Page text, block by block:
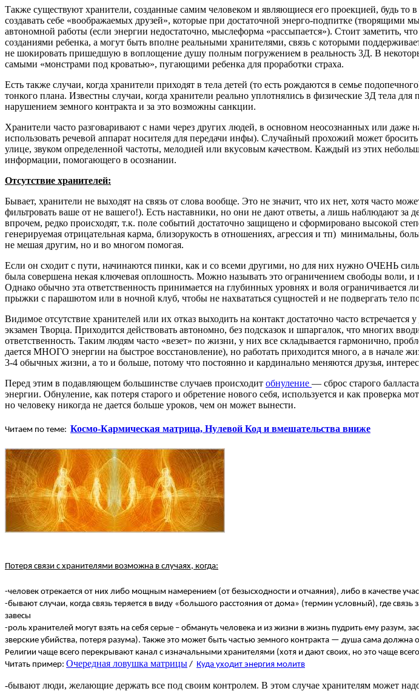
Также существуют хранители, созданные самим человеком и являющиеся его проекцией, будь
создавать себе «воображаемых друзей», которые при достаточной энерго-подпитке (творящими
автономной работы (если энергии недостаточно, мыслеформа «рассыпается»). Стоит заметить,
созданиями ребенка, а могут быть вполне реальными хранителями, связь с которыми
не шокировать пришедшую в воплощение душу полным погружением в реальность 3Д. В
самыми «монстрами под кроватью», пугающими ребенка для проработки страха.
Есть также случаи, когда хранители приходят в тела детей (то есть рождаются в семье
тонкого плана. Известны случаи, когда хранители реально уплотнялись в физические 3Д тела
нарушением земного контракта и за это возможны санкции.
Хранители часто разговаривают с нами через других людей, в основном неосознанных или даже
использовать речевой аппарат носителя для передачи инфы). Случайный прохожий может
улице, звуком определенной частоты, мелодией или вкусовым качеством. Каждый из этих
информации, помогающего в осознании.
Отсутствие хранителей:
Бывает, хранители не выходят на связь от слова вообще. Это не значит, что их нет, хотя часто
фильтровать ваше от не вашего!). Есть наставники, но они не дают ответы, а лишь наблюдают за
впрочем, редко происходят, т.к. поле событий достаточно защищено и сформировано высокой
генерируемая отрицательная карма, близорукость в отношениях, агрессия и тп) минимальны,
не мешая другим, но и во многом помогая.
Если он сходит с пути, начинаются пинки, как и со всеми другими, но для них нужно ОЧЕНЬ
была совершена некая ключевая оплошность. Можно называть это ограничением свободы воли,
Однако обычно эта ответственность принимается на глубинных уровнях и воля
прыжки с парашютом или в ночной клуб, чтобы не нахвататься сущностей и не подвергать тело
Видимое отсутствие хранителей или их отказ выходить на контакт достаточно часто
экзамен Творца. Приходится действовать автономно, без подсказок и шпаргалок, что многих
ответственность. Таким людям часто «везет» по жизни, у них все складывается гармонично,
дается МНОГО энергии на быстрое восстановление), но работать приходится много, а в начале
3-4 обычных жизни, а то и больше, потому что постоянно и кардинально меняются друзья,
Перед этим в подавляющем большинстве случаев происходит обнуление — сброс старого
энергии. Обнуление, как потеря старого и обретение нового себя, используется и как проверка
но человеку никогда не дается больше уроков, чем он может вынести.
Читаем по теме: Космо-Кармическая матрица, Нулевой Код и вмешательства вниже
Потеря связи с хранителями возможна в случаях, когда:
-человек отрекается от них либо мощным намерением (от безысходности и отчаяния), либо в качестве
-бывают случаи, когда связь теряется в виду «большого расстояния от дома» (термин условный), где
завесы
-роль хранителей могут взять на себя серые – обмануть человека и из жизни в жизнь пудрить ему разум,
зверские убийства, потеря разума). Также это может быть частью земного контракта — душа сама
Религии чаще всего перекрывают канал с изначальными хранителями (хотя и дают своих, но это чаще
Читать пример: Очередная ловушка матрицы / Куда уходит энергия молитв
-бывают люди, желающие держать все под своим контролем. В этом случае хранителям может